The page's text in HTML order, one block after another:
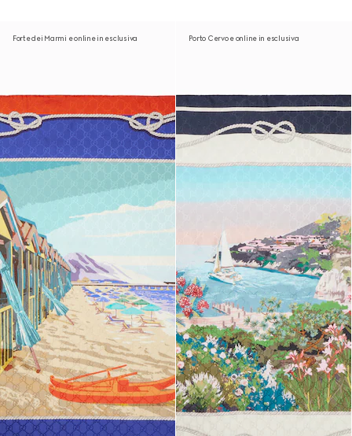
Forte dei Marmi e online in esclusiva Porto Cervo e online in esclusiva